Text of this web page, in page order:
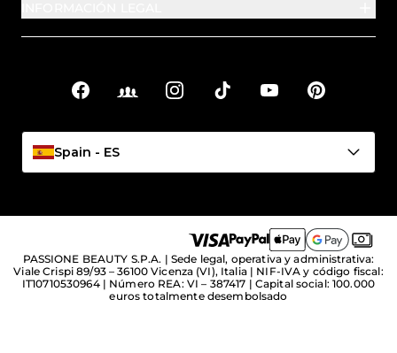
Enlaces sociales
FacebookFacebook Groups
InstagramTikTok YouTubePinterest
Spain - ES
PASSIONE BEAUTY S.P.A. | Sede legal, operativa y administrativa:
Viale Crispi 89/93 – 36100 Vicenza (VI), Italia | NIF-IVA y código fiscal:
IT10710530964 | Número REA: VI – 387417 | Capital social: 100.000
euros totalmente desembolsado